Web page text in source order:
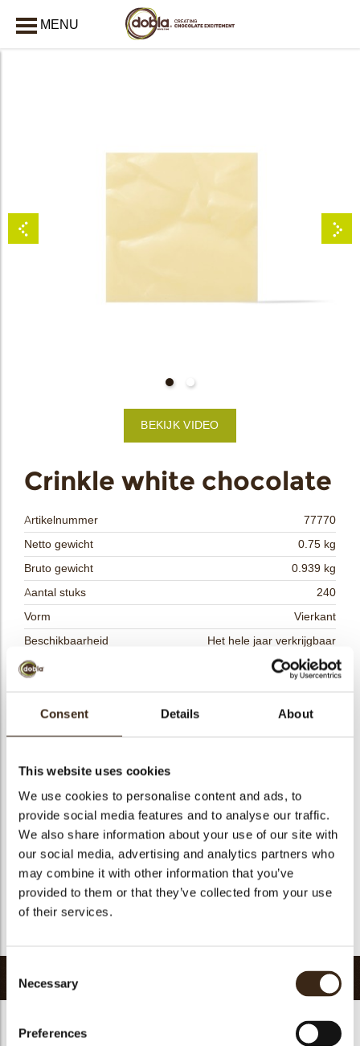
Consent Details About
This website uses cookies
We use cookies to personalise content and ads, to
provide social media features and to analyse our traffic.
We also share information about your use of our site with
our social media, advertising and analytics partners who
may combine it with other information that you’ve
provided to them or that they’ve collected from your use
of their services.
Selection
Necessary
Preferences
MENU
Crinkle white chocolate
Artikelnummer
77770
Netto gewicht
0.75 kg
Bruto gewicht
0.939 kg
Aantal stuks
240
Vorm
Vierkant
Beschikbaarheid
Het hele jaar verkrijgbaar
Afmetingen
35 X 35 MM
Size indication
Medium 41-70 mm
Geschikt voor vegetariers
Halal
GMO-vrij
ja
Bevat AZO kleurstoffen
Nee
FDA goedgekeurd
Uniqueness
BEKIJK VIDEO
Gerelateerde producten